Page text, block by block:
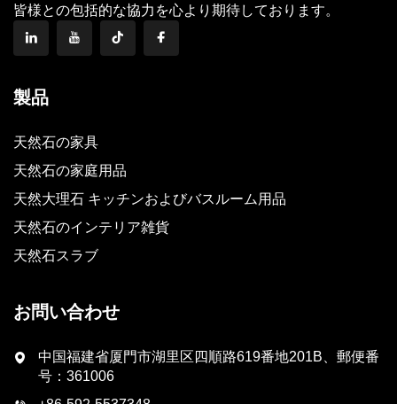
皆様との包括的な協力を心より期待しております。
製品
天然石の家具
天然石の家庭用品
天然大理石 キッチンおよびバスルーム用品
天然石のインテリア雑貨
天然石スラブ
お問い合わせ
中国福建省厦門市湖里区四順路619番地201B、郵便番
号：361006